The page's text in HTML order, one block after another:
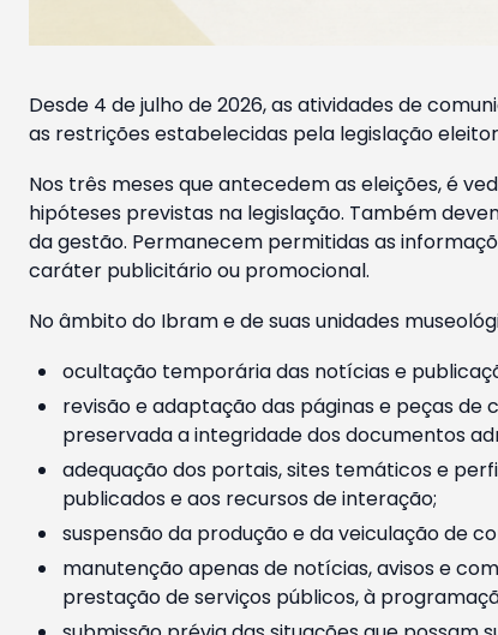
Desde 4 de julho de 2026, as atividades de
as restrições estabelecidas pela legislação
Nos três meses que antecedem as eleições, é
hipóteses previstas na legislação. Também
da gestão. Permanecem permitidas as
caráter publicitário ou promocional.
No âmbito do Ibram e de suas unidades
ocultação temporária das notícias e
revisão e adaptação das páginas e peças
preservada a integridade dos documentos
adequação dos portais, sites temáticos e
publicados e aos recursos de interação;
suspensão da produção e da veiculação de
manutenção apenas de notícias, avisos e
prestação de serviços públicos, à